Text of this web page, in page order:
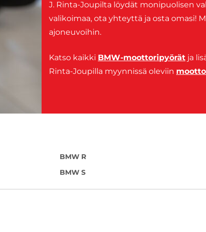
J. Rinta-Joupilta löydät monipuolisen
valikoimaa, ota yhteyttä ja osta omasi!
ajoneuvoihin.
Katso kaikki BMW-moottoripyörät ja
Rinta-Joupilla myynnissä oleviin
BMW R
BMW S